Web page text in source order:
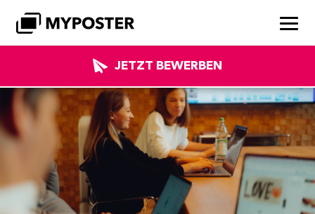
JETZT BEWERBEN